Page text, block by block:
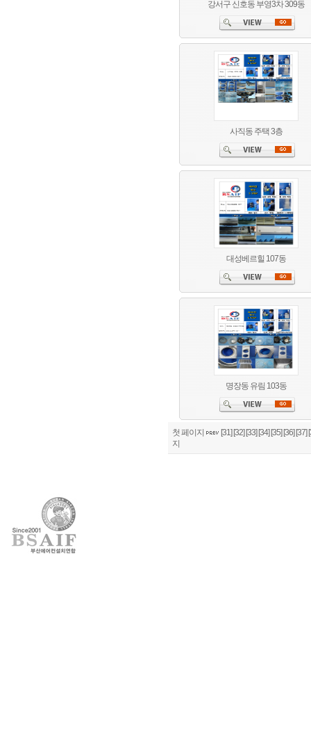
강서구 신호동 부영3차 309동
사직동 주택 3층
대성베르힐 107동
명장동 유림 103동
첫 페이지 [31] [32] [33] [34] [35] [36] [37]
지